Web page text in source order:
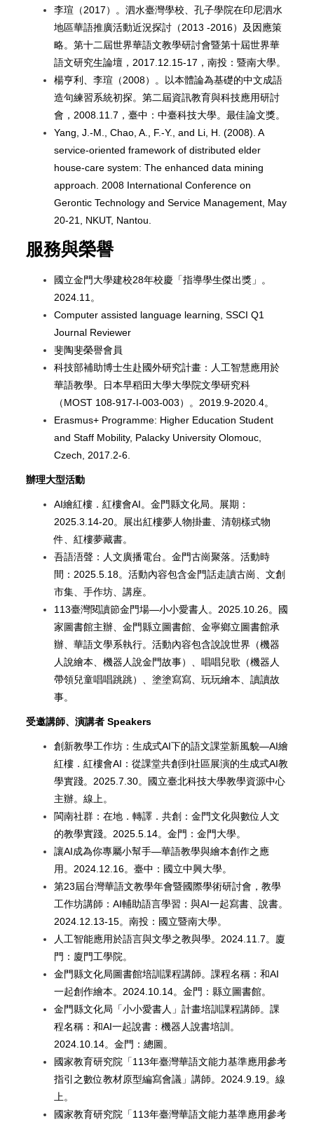
李瑄（2017）。泗水臺灣學校、孔子學院在印尼泗水
地區華語推廣活動近況探討（2013 -2016）及因應策
略。第十二屆世界華語文教學研討會暨第十屆世界華
語文研究生論壇，2017.12.15-17，南投：暨南大學。
楊亨利、李瑄（2008）。以本體論為基礎的中文成語
造句練習系統初探。第二屆資訊教育與科技應用研討
會，2008.11.7，臺中：中臺科技大學。最佳論文獎。
Yang, J.-M., Chao, A., F.-Y., and Li, H. (2008). A
service-oriented framework of distributed elder
house-care system: The enhanced data mining
approach. 2008 International Conference on
Gerontic Technology and Service Management, May
20-21, NKUT, Nantou.
服務與榮譽
國立金門大學建校28年校慶「指導學生傑出獎」。
2024.11。
Computer assisted language learning, SSCI Q1
Journal Reviewer
斐陶斐榮譽會員
科技部補助博士生赴國外研究計畫：人工智慧應用於
華語教學。日本早稻田大學大學院文學研究科
（MOST 108-917-I-003-003）。2019.9-2020.4。
Erasmus+ Programme: Higher Education Student
and Staff Mobility, Palacky University Olomouc,
Czech, 2017.2-6.
辦理大型活動
AI繪紅樓．紅樓會AI。金門縣文化局。展期：
2025.3.14-20。展出紅樓夢人物掛畫、清朝樣式物
件、紅樓夢藏書。
吾語浯聲：人文廣播電台。金門古崗聚落。活動時
間：2025.5.18。活動內容包含金門話走讀古崗、文創
市集、手作坊、講座。
113臺灣閱讀節金門場—小小愛書人。2025.10.26。國
家圖書館主辦、金門縣立圖書館、金寧鄉立圖書館承
辦、華語文學系執行。活動內容包含說說世界（機器
人說繪本、機器人說金門故事）、唱唱兒歌（機器人
帶領兒童唱唱跳跳）、塗塗寫寫、玩玩繪本、讀讀故
事。
受邀講師、演講者 Speakers
創新教學工作坊：生成式AI下的語文課堂新風貌—AI繪
紅樓．紅樓會AI：從課堂共創到社區展演的生成式AI教
學實踐。2025.7.30。國立臺北科技大學教學資源中心
主辦。線上。
閩南社群：在地．轉譯．共創：金門文化與數位人文
的教學實踐。2025.5.14。金門：金門大學。
讓AI成為你專屬小幫手—華語教學與繪本創作之應
用。2024.12.16。臺中：國立中興大學。
第23屆台灣華語文教學年會暨國際學術研討會，教學
工作坊講師：AI輔助語言學習：與AI一起寫書、說書。
2024.12.13-15。南投：國立暨南大學。
人工智能應用於語言與文學之教與學。2024.11.7。廈
門：廈門工學院。
金門縣文化局圖書館培訓課程講師。課程名稱：和AI
一起創作繪本。2024.10.14。金門：縣立圖書館。
金門縣文化局「小小愛書人」計畫培訓課程講師。課
程名稱：和AI一起說書：機器人說書培訓。
2024.10.14。金門：總圖。
國家教育研究院「113年臺灣華語文能力基準應用參考
指引之數位教材原型編寫會議」講師。2024.9.19。線
上。
國家教育研究院「113年臺灣華語文能力基準應用參考